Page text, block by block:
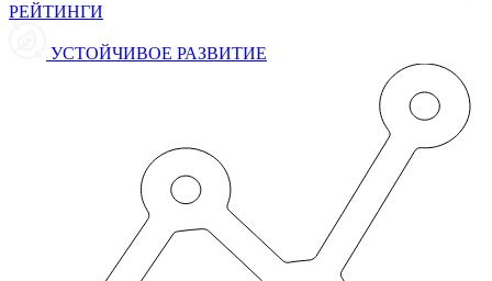
РЕЙТИНГИ
УСТОЙЧИВОЕ РАЗВИТИЕ